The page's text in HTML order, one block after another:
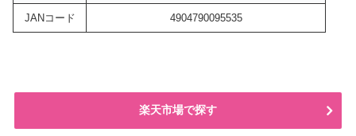
JANコード 4904790095535
楽天市場で探す